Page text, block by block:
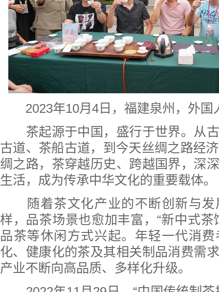
2023年10月4日，福建泉州，外国
茶起源于中国，盛行于世界。从古
古道、茶船古道，到今天丝绸之路经
绸之路，茶穿越历史、跨越国界，深
生活，成为传承中华文化的重要载体。
随着茶文化产业的不断创新与发
样，品茶场景也愈加丰富，“新中式茶
品茶等休闲方式兴起。年轻一代消
化、健康化的茶及其相关制品消费需
产业不断向高品质、多样化升级。